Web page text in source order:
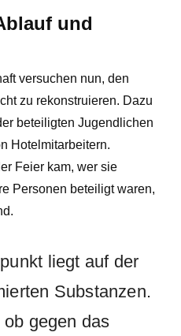
und
versuchen nun, den
zu rekonstruieren. Dazu
beteiligten Jugendlichen
Hotelmitarbeitern.
Feier kam, wer sie
Personen beteiligt waren,
liegt auf der
Substanzen.
gegen das